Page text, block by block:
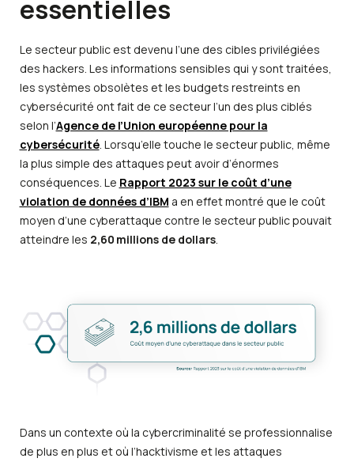
essentielles
Le secteur public est devenu l’une des cibles privilégiées
des hackers. Les informations sensibles qui y sont traitées,
les systèmes obsolètes et les budgets restreints en
cybersécurité ont fait de ce secteur l’un des plus ciblés
selon l’Agence de l’Union européenne pour la
cybersécurité. Lorsqu’elle touche le secteur public, même
la plus simple des attaques peut avoir d’énormes
conséquences. Le Rapport 2023 sur le coût d’une
violation de données d’IBM a en effet montré que le coût
moyen d’une cyberattaque contre le secteur public pouvait
atteindre les 2,60 millions de dollars.
Dans un contexte où la cybercriminalité se professionnalise
de plus en plus et où l’hacktivisme et les attaques